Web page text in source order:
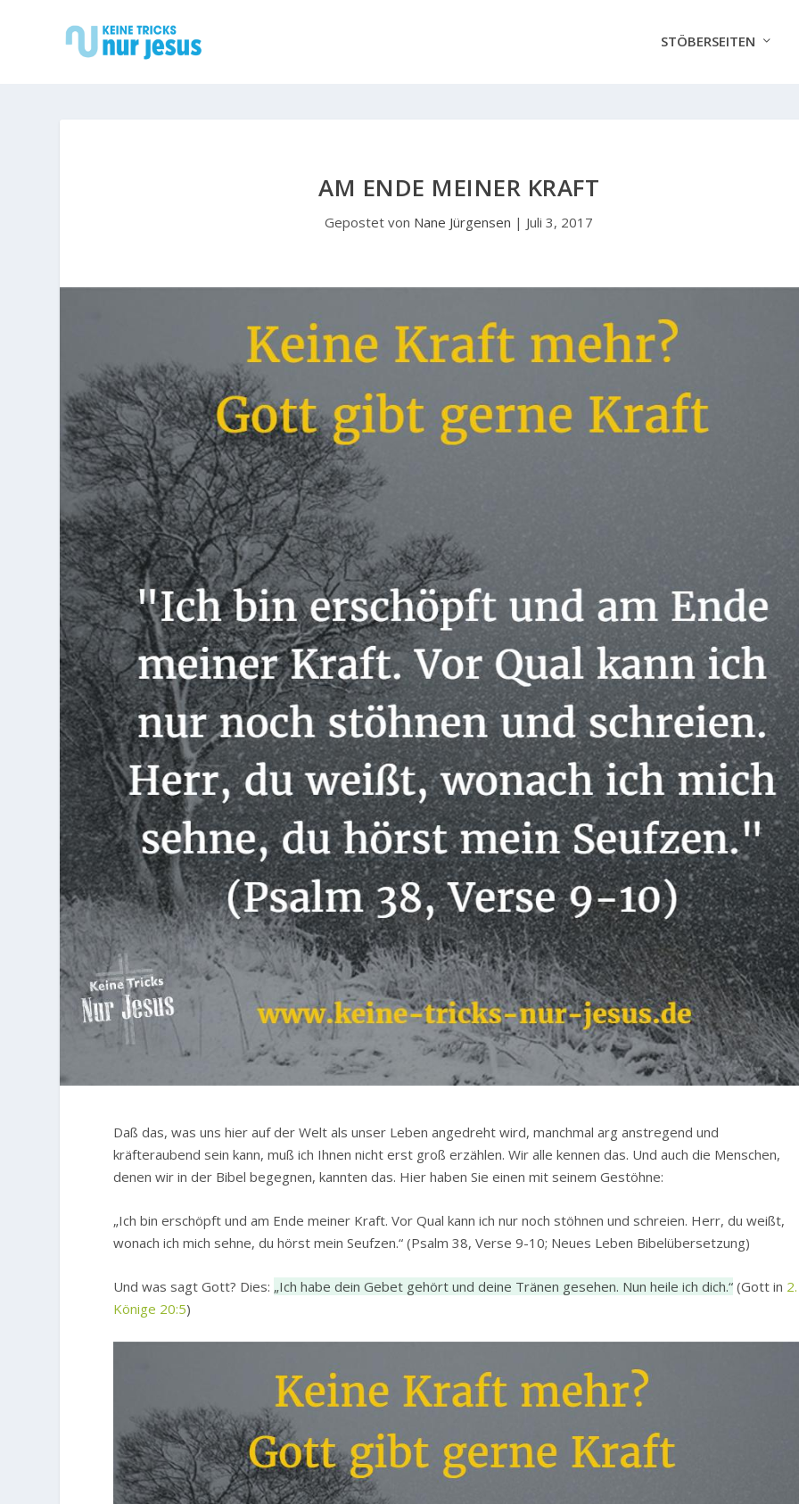
STÖBERSEITEN
AM ENDE MEINER KRAFT
Gepostet von Nane Jürgensen | Juli 3, 2017
Daß das, was uns hier auf der Welt als unser Leben angedreht wird, manchmal arg anstregend und
kräfteraubend sein kann, muß ich Ihnen nicht erst groß erzählen. Wir alle kennen das. Und auch die Menschen,
denen wir in der Bibel begegnen, kannten das. Hier haben Sie einen mit seinem Gestöhne:
„Ich bin erschöpft und am Ende meiner Kraft. Vor Qual kann ich nur noch stöhnen und schreien. Herr, du weißt,
wonach ich mich sehne, du hörst mein Seufzen.“ (Psalm 38, Verse 9-10; Neues Leben Bibelübersetzung)
Und was sagt Gott? Dies: „Ich habe dein Gebet gehört und deine Tränen gesehen. Nun heile ich dich.“ (Gott in 2.
Könige 20:5)